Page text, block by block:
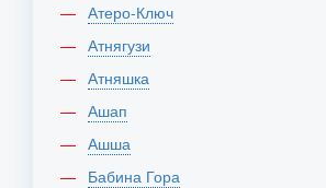
Атеро-Ключ
Атнягузи
Атняшка
Ашап
Ашша
Бабина Гора